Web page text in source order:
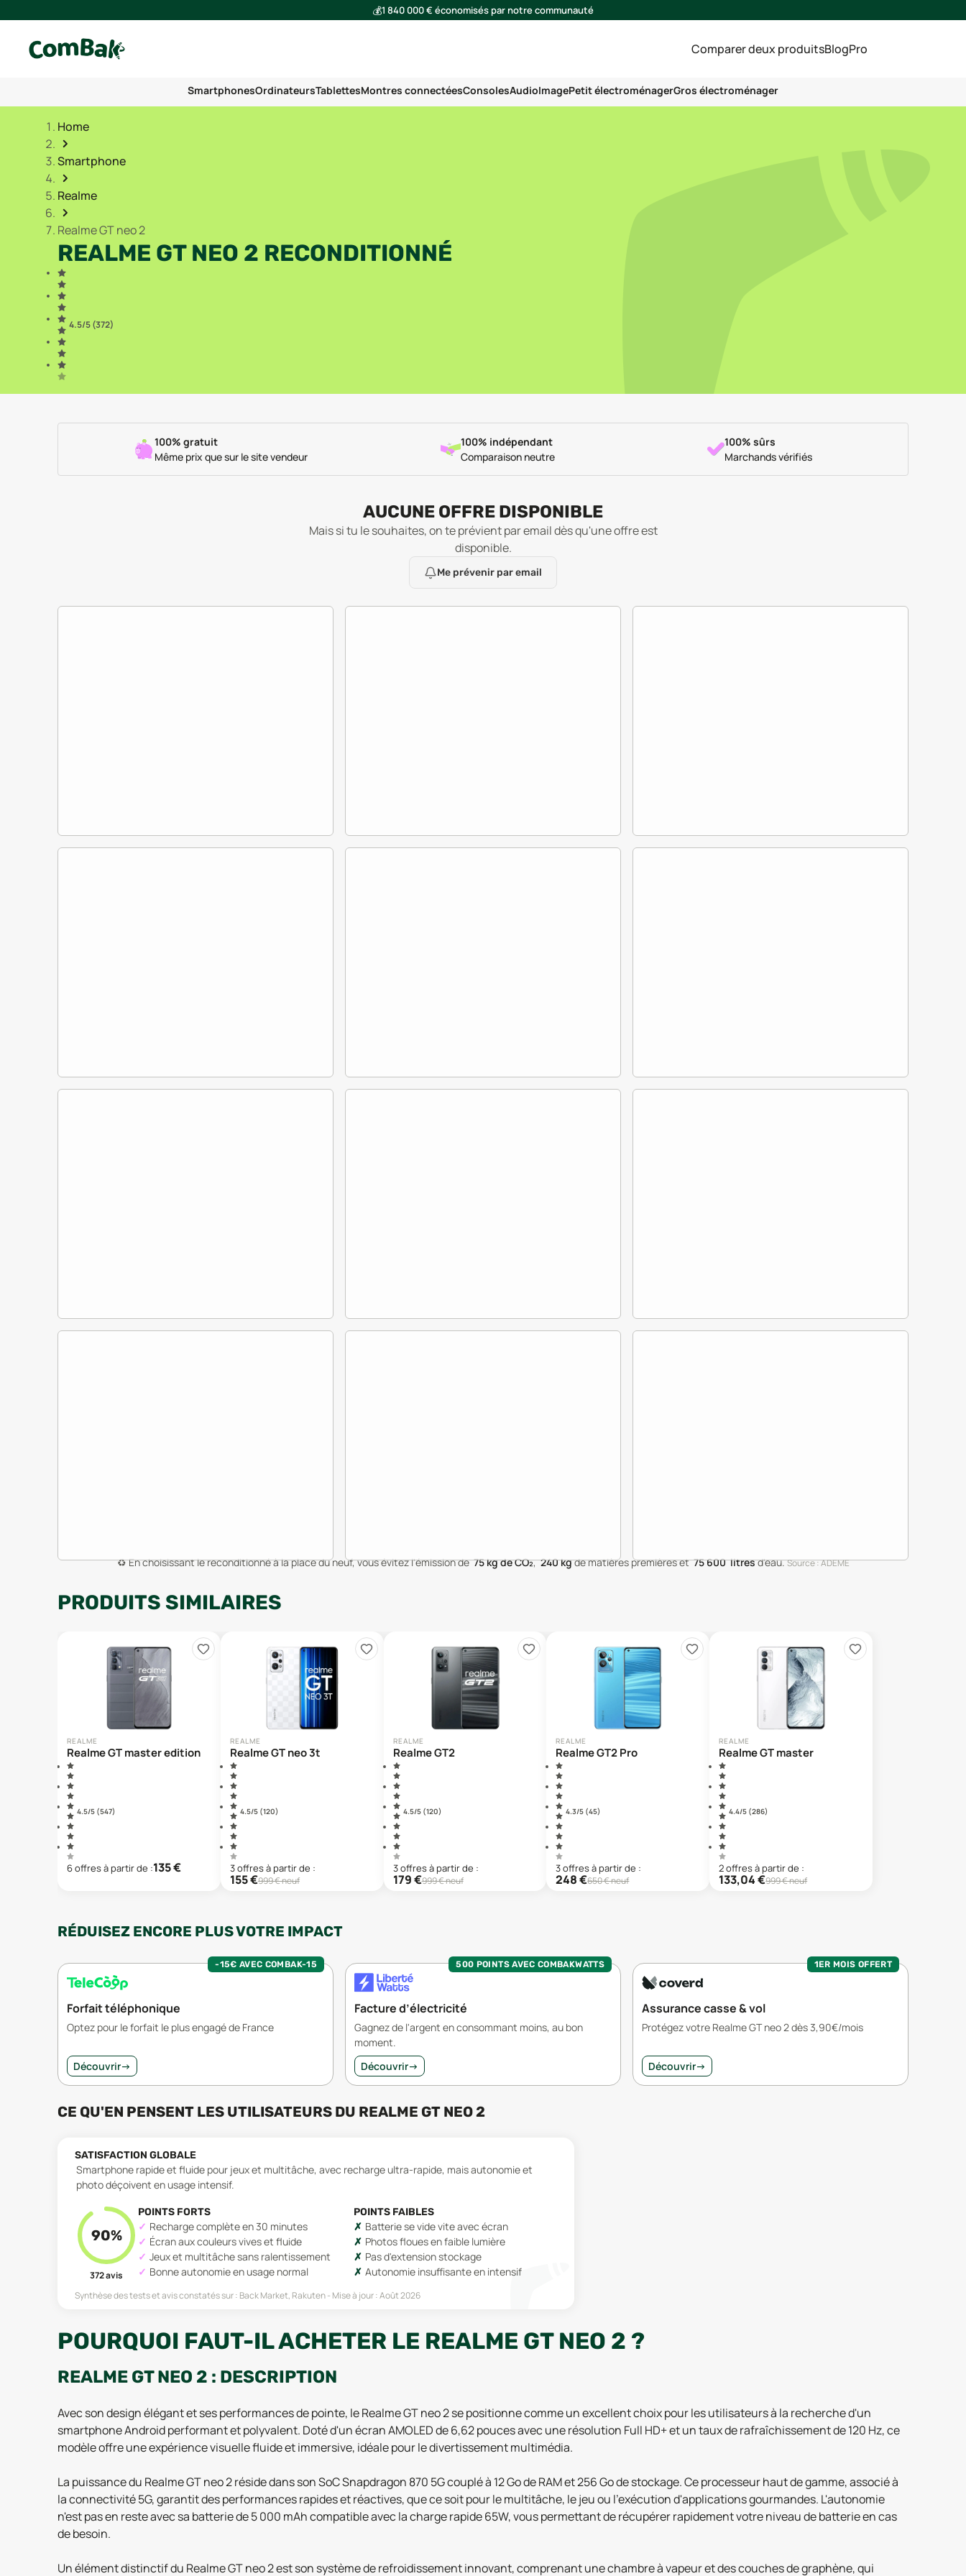
💰1 840 000 € économisés par notre communauté
Comparer deux produitsBlogPro
SmartphonesOrdinateursTablettesMontres connectéesConsolesAudioImagePetit électroménagerGros électroménager
Home
Smartphone
Realme
Realme GT neo 2
REALME GT NEO 2 RECONDITIONNÉ
4.5/5 (372)
100% gratuit
Même prix que sur le site vendeur
100% indépendant
Comparaison neutre
100% sûrs
Marchands vérifiés
AUCUNE OFFRE DISPONIBLE
Mais si tu le souhaites, on te prévient par email dès qu'une offre est
disponible.
Me prévenir par email
♻️En choisissant le reconditionné à la place du neuf, vous évitez l'émission de75kg de CO₂,240kgde matières premièreset75 600litresd'eau.Source : ADEME
PRODUITS SIMILAIRES
REALME
Realme GT master edition
4.5/5 (547)
6offresà partir de :135€
REALME
Realme GT neo 3t
4.5/5 (120)
3offresà partir de :
155€999€ neuf
REALME
Realme GT2
4.5/5 (120)
3offresà partir de :
179€999€ neuf
REALME
Realme GT2 Pro
4.3/5 (45)
3offresà partir de :
248€650€ neuf
REALME
Realme GT master
4.4/5 (286)
2offresà partir de :
133,04€999€ neuf
RÉDUISEZ ENCORE PLUS VOTRE IMPACT
-15€ AVEC COMBAK-15
Forfait téléphonique
Optez pour le forfait le plus engagé de France
Découvrir→
500 POINTS AVEC COMBAKWATTS
Facture d’électricité
Gagnez de l'argent en consommant moins, au bon
moment.
Découvrir→
1ER MOIS OFFERT
Assurance casse & vol
Protégez votre Realme GT neo 2 dès 3,90€/mois
Découvrir→
CE QU'EN PENSENT LES UTILISATEURS DU REALME GT NEO 2
SATISFACTION GLOBALE
Smartphone rapide et fluide pour jeux et multitâche, avec recharge ultra-rapide, mais autonomie et
photo déçoivent en usage intensif.
90%
372avis
POINTS FORTS
Recharge complète en 30 minutes
Écran aux couleurs vives et fluide
Jeux et multitâche sans ralentissement
Bonne autonomie en usage normal
POINTS FAIBLES
Batterie se vide vite avec écran
Photos floues en faible lumière
Pas d'extension stockage
Autonomie insuffisante en intensif
Synthèse des tests et avis constatés sur : Back Market, Rakuten Mise à jour :Août 2026
POURQUOI FAUT-IL ACHETER LE REALME GT NEO 2 ?
REALME GT NEO 2 : DESCRIPTION
Avec son design élégant et ses performances de pointe, le Realme GT neo 2 se positionne comme un excellent choix pour les utilisateurs à la recherche d'un
smartphone Android performant et polyvalent. Doté d'un écran AMOLED de 6,62 pouces avec une résolution Full HD+ et un taux de rafraîchissement de 120 Hz, ce
modèle offre une expérience visuelle fluide et immersive, idéale pour le divertissement multimédia.
La puissance du Realme GT neo 2 réside dans son SoC Snapdragon 870 5G couplé à 12 Go de RAM et 256 Go de stockage. Ce processeur haut de gamme, associé à
la connectivité 5G, garantit des performances rapides et réactives, que ce soit pour le multitâche, le jeu ou l'exécution d'applications gourmandes. L'autonomie
n'est pas en reste avec sa batterie de 5 000 mAh compatible avec la charge rapide 65W, vous permettant de récupérer rapidement votre niveau de batterie en cas
de besoin.
Un élément distinctif du Realme GT neo 2 est son système de refroidissement innovant, comprenant une chambre à vapeur et des couches de graphène, qui